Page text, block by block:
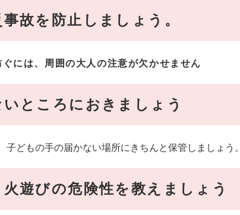
故を防止しましょう。
には、周囲の大人の注意が欠かせません
ところにおきましょう
どもの手の届かない場所にきちんと保管しましょう。
遊びの危険性を教えましょう